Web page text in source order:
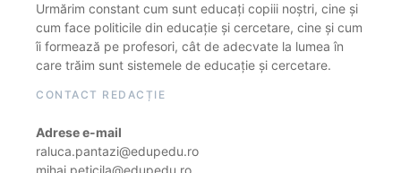
Urmărim constant cum sunt educați copiii noștri, cine și
cum face politicile din educație și cercetare, cine și cum
îi formează pe profesori, cât de adecvate la lumea în
care trăim sunt sistemele de educație și cercetare.
CONTACT REDACȚIE
Adrese e-mail
raluca.pantazi@edupedu.ro
mihai.peticila@edupedu.ro